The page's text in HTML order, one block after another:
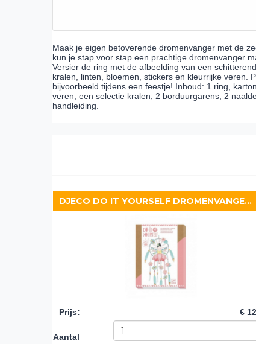
Maak je eigen betoverende dromenvanger met de
kun je stap voor stap een prachtige dromenvanger
Versier de ring met de afbeelding van een
kralen, linten, bloemen, stickers en kleurrijke veren.
bijvoorbeeld tijdens een feestje! Inhoud: 1 ring,
veren, een selectie kralen, 2 borduurgarens, 2
handleiding.
DJECO DO IT YOURSELF DROMENVANGER LOTUSBLOEMFEE
Prijs: €
Aantal